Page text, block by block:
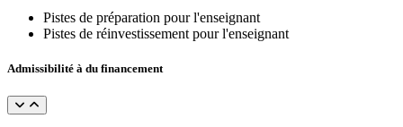
Pistes de préparation pour l'enseignant
Pistes de réinvestissement pour l'enseignant
Admissibilité à du financement